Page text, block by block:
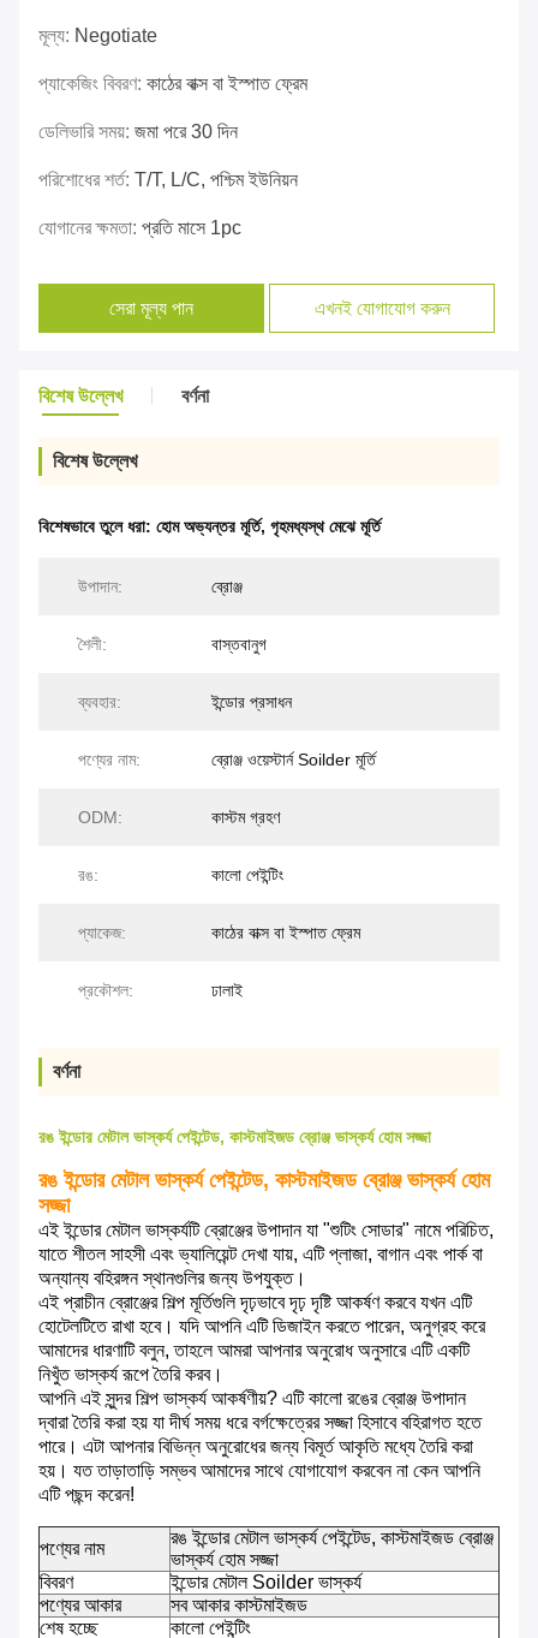
মূল্য: Negotiate
প্যাকেজিং বিবরণ: কাঠের বাক্স বা ইস্পাত ফ্রেম
ডেলিভারি সময়: জমা পরে 30 দিন
পরিশোধের শর্ত: T/T, L/C, পশ্চিম ইউনিয়ন
যোগানের ক্ষমতা: প্রতি মাসে 1pc
সেরা মূল্য পান এখনই যোগাযোগ করুন
বিশেষ উল্লেখ বর্ণনা
বিশেষ উল্লেখ
বিশেষভাবে তুলে ধরা: হোম অভ্যন্তর মূর্তি, গৃহমধ্যস্থ মেঝে মূর্তি
উপাদান: ব্রোঞ্জ
শৈলী: বাস্তবানুগ
ব্যবহার: ইন্ডোর প্রসাধন
পণ্যের নাম: ব্রোঞ্জ ওয়েস্টার্ন Soilder মূর্তি
ODM: কাস্টম গ্রহণ
রঙ: কালো পেইন্টিং
প্যাকেজ: কাঠের বাক্স বা ইস্পাত ফ্রেম
প্রকৌশল: ঢালাই
বর্ণনা
রঙ ইন্ডোর মেটাল ভাস্কর্য পেইন্টেড, কাস্টমাইজড ব্রোঞ্জ ভাস্কর্য হোম সজ্জা
রঙ ইন্ডোর মেটাল ভাস্কর্য পেইন্টেড, কাস্টমাইজড ব্রোঞ্জ ভাস্কর্য হোম
সজ্জা
এই ইন্ডোর মেটাল ভাস্কর্যটি ব্রোঞ্জের উপাদান যা "শুটিং সোডার" নামে পরিচিত,
যাতে শীতল সাহসী এবং ভ্যালিয়েন্ট দেখা যায়, এটি প্লাজা, বাগান এবং পার্ক বা
অন্যান্য বহিরঙ্গন স্থানগুলির জন্য উপযুক্ত।
এই প্রাচীন ব্রোঞ্জের শিল্প মূর্তিগুলি দৃঢ়ভাবে দৃঢ় দৃষ্টি আকর্ষণ করবে যখন এটি
হোটেলটিতে রাখা হবে। যদি আপনি এটি ডিজাইন করতে পারেন, অনুগ্রহ করে
আমাদের ধারণাটি বলুন, তাহলে আমরা আপনার অনুরোধ অনুসারে এটি একটি
নিখুঁত ভাস্কর্য রূপে তৈরি করব।
আপনি এই সুন্দর শিল্প ভাস্কর্য আকর্ষণীয়? এটি কালো রঙের ব্রোঞ্জ উপাদান
দ্বারা তৈরি করা হয় যা দীর্ঘ সময় ধরে বর্গক্ষেত্রের সজ্জা হিসাবে বহিরাগত হতে
পারে। এটা আপনার বিভিন্ন অনুরোধের জন্য বিমূর্ত আকৃতি মধ্যে তৈরি করা
হয়। যত তাড়াতাড়ি সম্ভব আমাদের সাথে যোগাযোগ করবেন না কেন আপনি
এটি পছন্দ করেন!
পণ্যের নাম
রঙ ইন্ডোর মেটাল ভাস্কর্য পেইন্টেড, কাস্টমাইজড ব্রোঞ্জ
ভাস্কর্য হোম সজ্জা
বিবরণ
ইন্ডোর মেটাল Soilder ভাস্কর্য
পণ্যের আকার
সব আকার কাস্টমাইজড
শেষ হচ্ছে
কালো পেইন্টিং